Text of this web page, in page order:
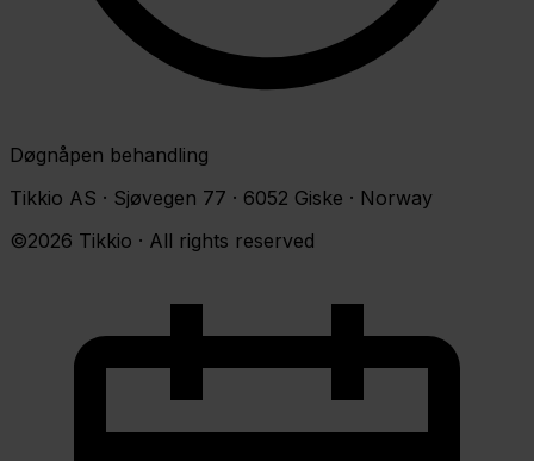
Døgnåpen behandling
Tikkio AS · Sjøvegen 77 · 6052 Giske · Norway
©2026 Tikkio · All rights reserved